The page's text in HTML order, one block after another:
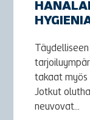
takaat myös
Jotkut
neuvovat...